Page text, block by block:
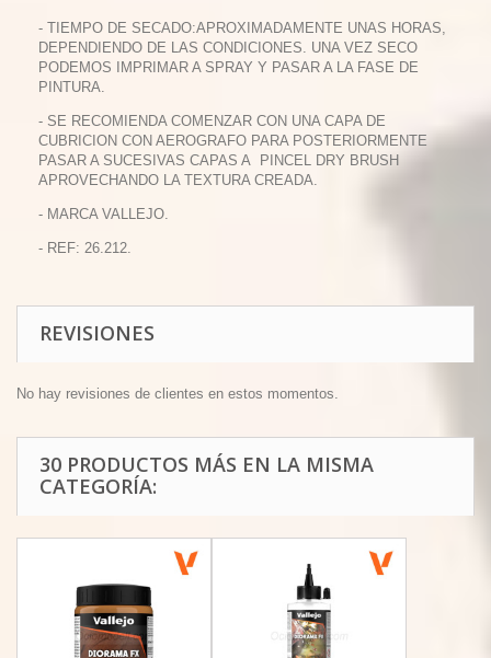
- TIEMPO DE SECADO:APROXIMADAMENTE UNAS HORAS,
DEPENDIENDO DE LAS CONDICIONES. UNA VEZ SECO
PODEMOS IMPRIMAR A SPRAY Y PASAR A LA FASE DE
PINTURA.
- SE RECOMIENDA COMENZAR CON UNA CAPA DE
CUBRICION CON AEROGRAFO PARA POSTERIORMENTE
PASAR A SUCESIVAS CAPAS A PINCEL DRY BRUSH
APROVECHANDO LA TEXTURA CREADA.
- MARCA VALLEJO.
- REF: 26.212.
REVISIONES
No hay revisiones de clientes en estos momentos.
30 PRODUCTOS MÁS EN LA MISMA
CATEGORÍA: